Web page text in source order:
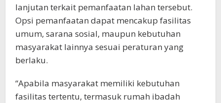
lanjutan terkait pemanfaatan lahan tersebut.
Opsi pemanfaatan dapat mencakup fasilitas
umum, sarana sosial, maupun kebutuhan
masyarakat lainnya sesuai peraturan yang
berlaku.
“Apabila masyarakat memiliki kebutuhan
fasilitas tertentu, termasuk rumah ibadah